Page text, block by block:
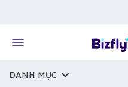
DANH MỤC